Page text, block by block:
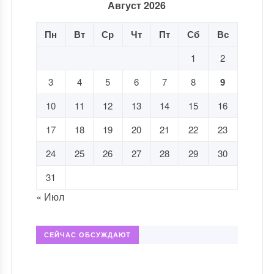
Август 2026
Пн Вт Ср Чт Пт Сб Вс
1
2
3
4 5 6 7 8 9
10 11 12 13 14 15
16
17
18 19 20 21 22
23
24
25 26 27 28 29
30
31
« Июл
СЕЙЧАС ОБСУЖДАЮТ